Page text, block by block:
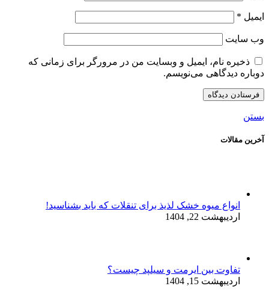
ایمیل *
وب‌ سایت
ذخیره نام، ایمیل و وبسایت من در مرورگر برای زمانی که
دوباره دیدگاهی می‌نویسم.
بستن
آخرین مقالات
انواع میوه خشک لذیذ برای تنقلات که باید بشناسید!
اردیبهشت 22, 1404
تفاوت بین ایرمت و سیلپد چیست؟
اردیبهشت 15, 1404